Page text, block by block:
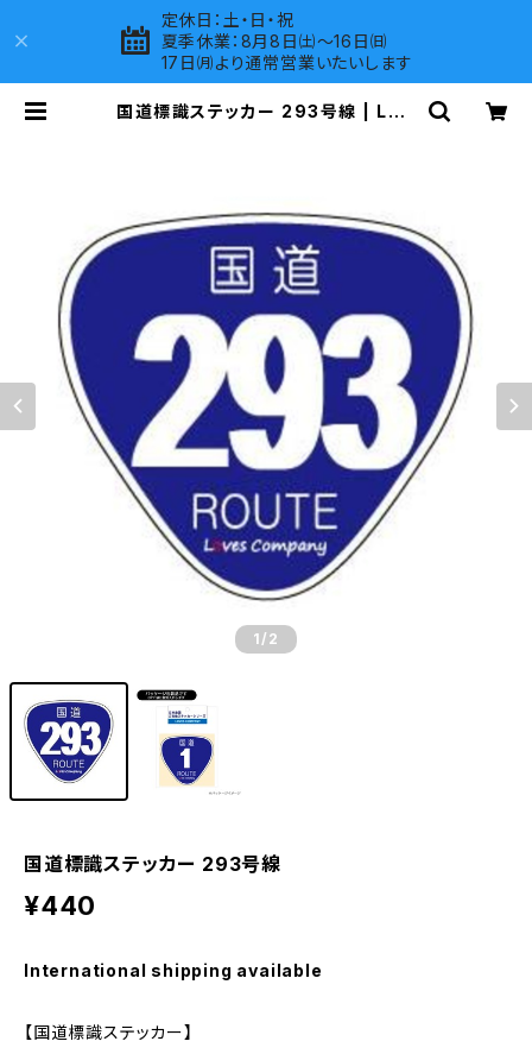
定休日：土・日・祝
夏季休業：8月8日㈯～16日㈰
17日㈪より通常営業いたいします
国道標識ステッカー 293号線 | LOV
1 /2
国道標識ステッカー 293号線
¥440
International shipping available
【国道標識ステッカー】